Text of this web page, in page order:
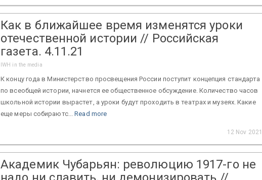
Как в ближайшее время изменятся уроки
отечественной истории // Российская
газета. 4.11.21
IWH in the media
К концу года в Министерство просвещения России поступит концепция стандарта
по всеобщей истории, начнется ее общественное обсуждение. Количество часов
школьной истории вырастет, а уроки будут проходить в театрах и музеях. Какие
еще меры собираютс...Read more
12 Nov 2021
Академик Чубарьян: революцию 1917-го не